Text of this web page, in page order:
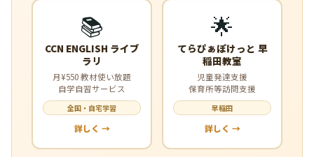
📚
CCN ENGLISH ライブ
ラリ
月¥550 教材使い放題
自学自習サービス
全国・自宅学習
詳しく →
🌟
てらぴぁぽけっと 早
稲田教室
児童発達支援
保育所等訪問支援
早稲田
詳しく →